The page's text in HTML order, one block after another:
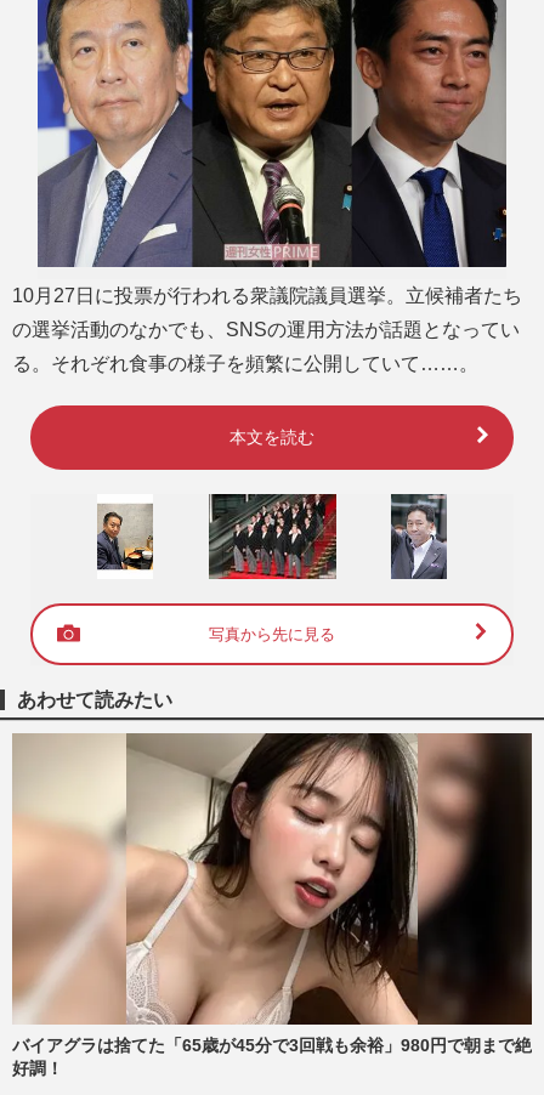
t
e
10月27日に投票が行われる衆議院議員選挙。立候補者たち
の選挙活動のなかでも、SNSの運用方法が話題となってい
る。それぞれ食事の様子を頻繁に公開していて……。
本文を読む
写真から先に見る
あわせて読みたい
バイアグラは捨てた「65歳が45分で3回戦も余裕」980円で朝まで絶
好調！